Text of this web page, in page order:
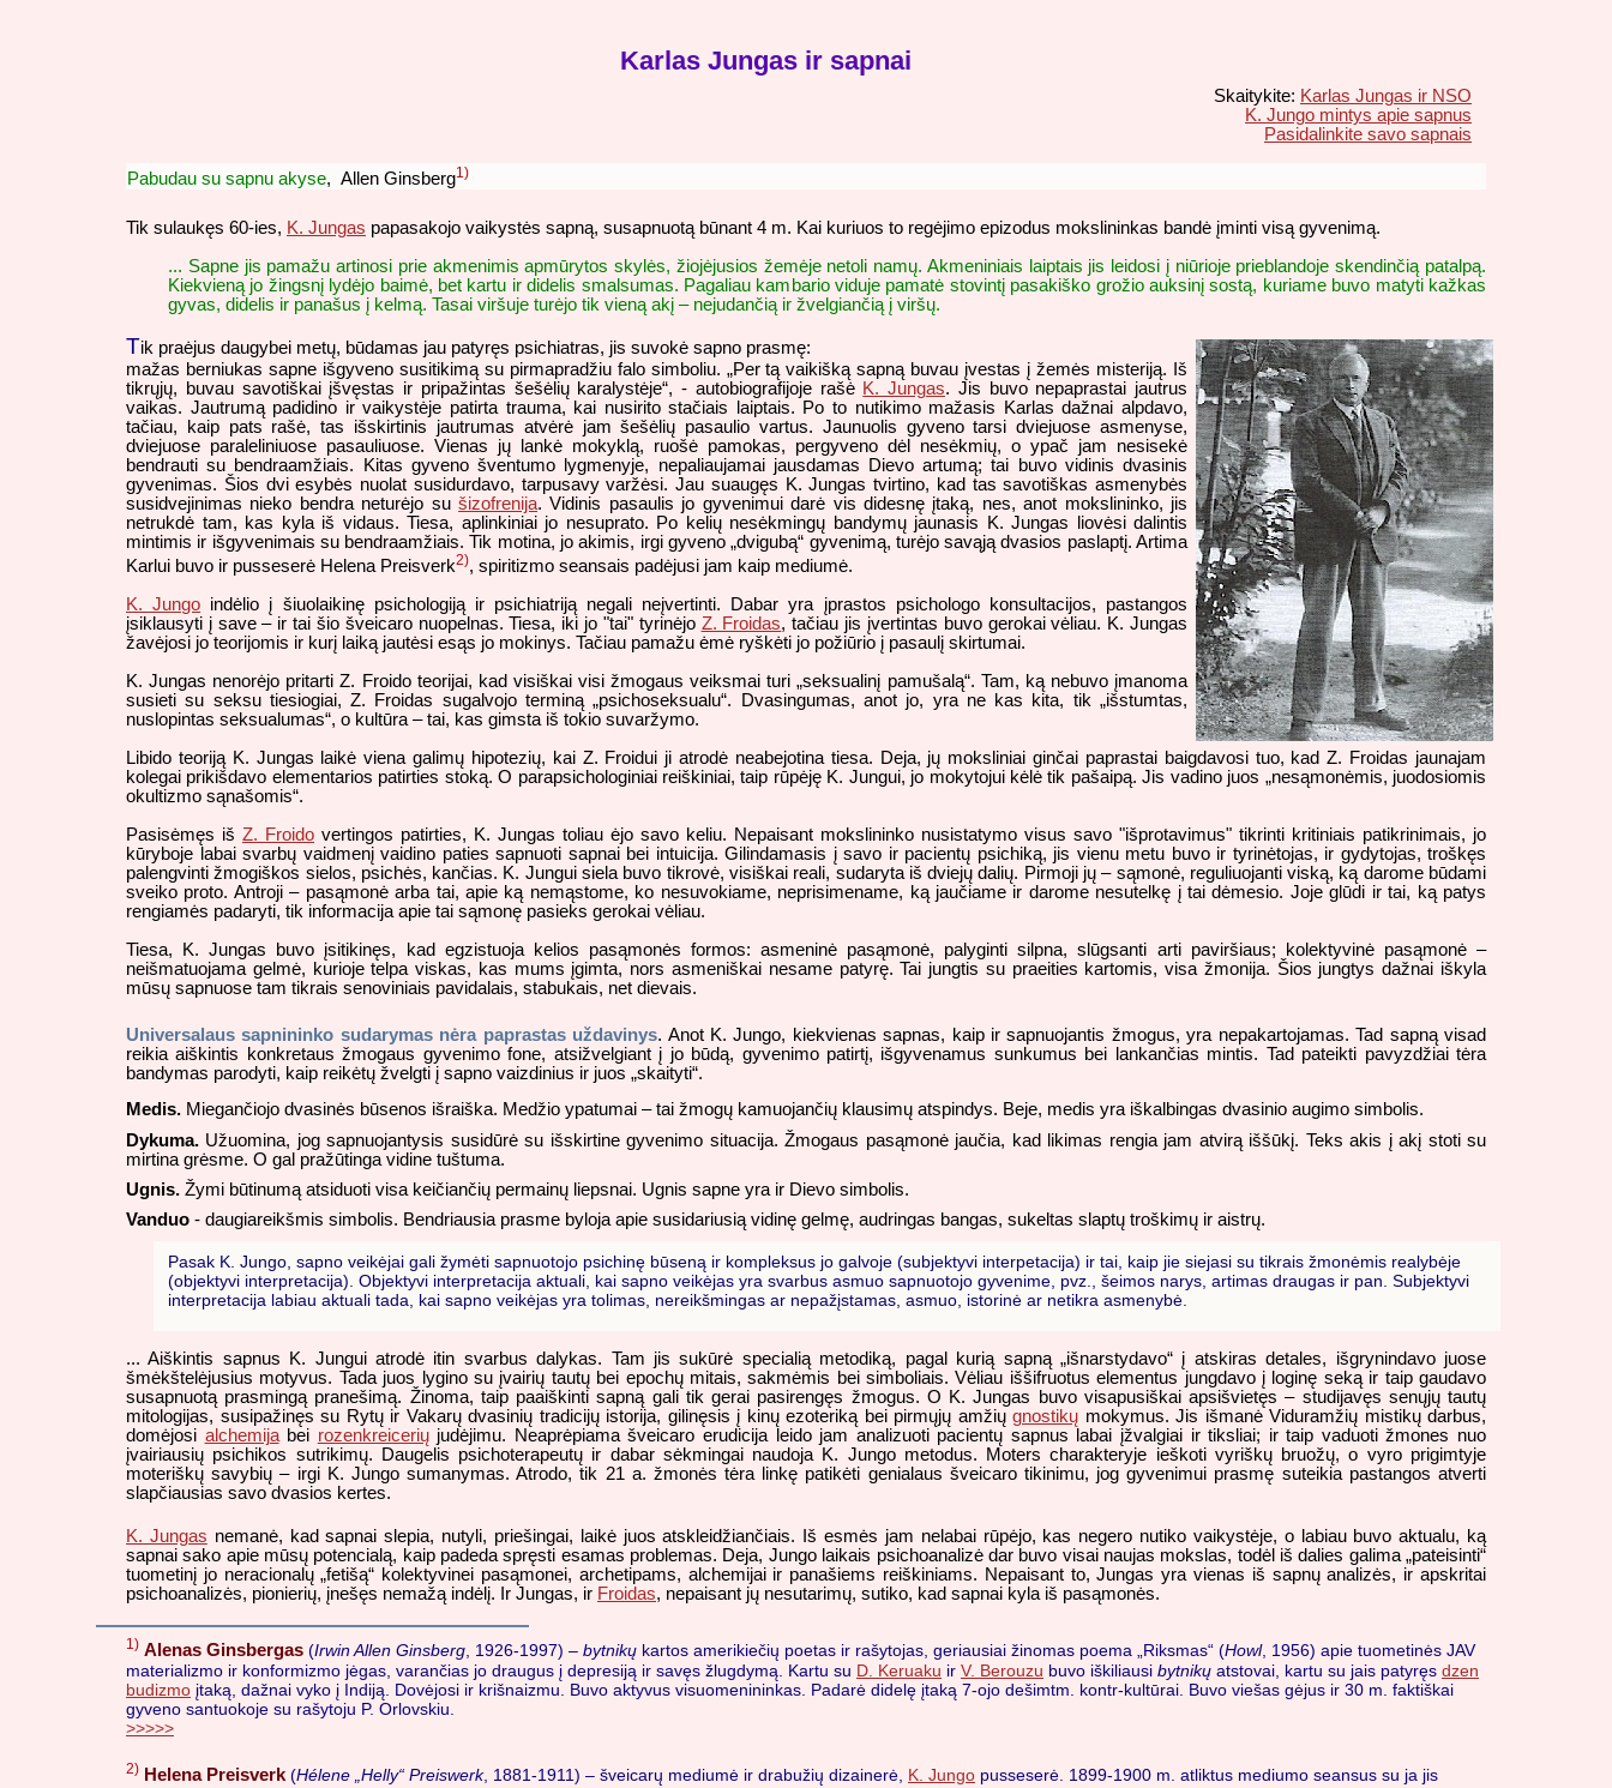
Karlas Jungas ir sapnai
Skaitykite: Karlas Jungas ir NSO
K. Jungo mintys apie sapnus
Pasidalinkite savo sapnais
Pabudau su sapnu akyse, Allen Ginsberg1)
Tik sulaukęs 60-ies, K. Jungas papasakojo vaikystės sapną, susapnuotą būnant 4 m. Kai kuriuos to regėjimo epizodus mokslininkas bandė įminti visą gyvenimą.
... Sapne jis pamažu artinosi prie akmenimis apmūrytos skylės, žiojėjusios žemėje netoli namų. Akmeniniais laiptais jis leidosi į niūrioje prieblandoje skendinčią patalpą.
Kiekvieną jo žingsnį lydėjo baimė, bet kartu ir didelis smalsumas. Pagaliau kambario viduje pamatė stovintį pasakiško grožio auksinį sostą, kuriame buvo matyti kažkas
gyvas, didelis ir panašus į kelmą. Tasai viršuje turėjo tik vieną akį – nejudančią ir žvelgiančią į viršų.
Tik praėjus daugybei metų, būdamas jau patyręs psichiatras, jis suvokė sapno prasmę:
mažas berniukas sapne išgyveno susitikimą su pirmapradžiu falo simboliu. „Per tą vaikišką sapną buvau įvestas į žemės misteriją. Iš
tikrųjų, buvau savotiškai įšvęstas ir pripažintas šešėlių karalystėje“, - autobiografijoje rašė K. Jungas. Jis buvo nepaprastai jautrus
vaikas. Jautrumą padidino ir vaikystėje patirta trauma, kai nusirito stačiais laiptais. Po to nutikimo mažasis Karlas dažnai alpdavo,
tačiau, kaip pats rašė, tas išskirtinis jautrumas atvėrė jam šešėlių pasaulio vartus. Jaunuolis gyveno tarsi dviejuose asmenyse,
dviejuose paraleliniuose pasauliuose. Vienas jų lankė mokyklą, ruošė pamokas, pergyveno dėl nesėkmių, o ypač jam nesisekė
bendrauti su bendraamžiais. Kitas gyveno šventumo lygmenyje, nepaliaujamai jausdamas Dievo artumą; tai buvo vidinis dvasinis
gyvenimas. Šios dvi esybės nuolat susidurdavo, tarpusavy varžėsi. Jau suaugęs K. Jungas tvirtino, kad tas savotiškas asmenybės
susidvejinimas nieko bendra neturėjo sušizofrenija. Vidinis pasaulis jo gyvenimui darė vis didesnę įtaką, nes, anot mokslininko, jis
netrukdė tam, kas kyla iš vidaus. Tiesa, aplinkiniai jo nesuprato. Po kelių nesėkmingų bandymų jaunasis K. Jungas liovėsi dalintis
mintimis ir išgyvenimais su bendraamžiais. Tik motina, jo akimis, irgi gyveno „dvigubą“ gyvenimą, turėjo savąją dvasios paslaptį. Artima
Karlui buvo ir pusseserė Helena Preisverk2), spiritizmo seansais padėjusi jam kaip mediumė.
K. Jungo indėlio į šiuolaikinę psichologiją ir psichiatriją negali neįvertinti. Dabar yra įprastos psichologo konsultacijos, pastangos
įsiklausyti į save – ir tai šio šveicaro nuopelnas. Tiesa, iki jo "tai" tyrinėjo Z. Froidas, tačiau jis įvertintas buvo gerokai vėliau. K. Jungas
žavėjosi jo teorijomis ir kurį laiką jautėsi esąs jo mokinys. Tačiau pamažu ėmė ryškėti jo požiūrio į pasaulį skirtumai.
K. Jungas nenorėjo pritarti Z. Froido teorijai, kad visiškai visi žmogaus veiksmai turi „seksualinį pamušalą“. Tam, ką nebuvo įmanoma
susieti su seksu tiesiogiai, Z. Froidas sugalvojo terminą „psichoseksualu“. Dvasingumas, anot jo, yra ne kas kita, tik „išstumtas,
nuslopintas seksualumas“, o kultūra – tai, kas gimsta iš tokio suvaržymo.
Libido teoriją K. Jungas laikė viena galimų hipotezių, kai Z. Froidui ji atrodė neabejotina tiesa. Deja, jų moksliniai ginčai paprastai baigdavosi tuo, kad Z. Froidas jaunajam
kolegai prikišdavo elementarios patirties stoką. O parapsichologiniai reiškiniai, taip rūpėję K. Jungui, jo mokytojui kėlė tik pašaipą. Jis vadino juos „nesąmonėmis, juodosiomis
okultizmo sąnašomis“.
Pasisėmęs iš Z. Froido vertingos patirties, K. Jungas toliau ėjo savo keliu. Nepaisant mokslininko nusistatymo visus savo "išprotavimus" tikrinti kritiniais patikrinimais, jo
kūryboje labai svarbų vaidmenį vaidino paties sapnuoti sapnai bei intuicija. Gilindamasis į savo ir pacientų psichiką, jis vienu metu buvo ir tyrinėtojas, ir gydytojas, troškęs
palengvinti žmogiškos sielos, psichės, kančias. K. Jungui siela buvo tikrovė, visiškai reali, sudaryta iš dviejų dalių. Pirmoji jų – sąmonė, reguliuojanti viską, ką darome būdami
sveiko proto. Antroji – pasąmonė arba tai, apie ką nemąstome, ko nesuvokiame, neprisimename, ką jaučiame ir darome nesutelkę į tai dėmesio. Joje glūdi ir tai, ką patys
rengiamės padaryti, tik informacija apie tai sąmonę pasieks gerokai vėliau.
Tiesa, K. Jungas buvo įsitikinęs, kad egzistuoja kelios pasąmonės formos: asmeninė pasąmonė, palyginti silpna, slūgsanti arti paviršiaus; kolektyvinė pasąmonė –
neišmatuojama gelmė, kurioje telpa viskas, kas mums įgimta, nors asmeniškai nesame patyrę. Tai jungtis su praeities kartomis, visa žmonija. Šios jungtys dažnai iškyla
mūsų sapnuose tam tikrais senoviniais pavidalais, stabukais, net dievais.
Universalaus sapnininko sudarymas nėra paprastas uždavinys. Anot K. Jungo, kiekvienas sapnas, kaip ir sapnuojantis žmogus, yra nepakartojamas. Tad sapną visad
reikia aiškintis konkretaus žmogaus gyvenimo fone, atsižvelgiant į jo būdą, gyvenimo patirtį, išgyvenamus sunkumus bei lankančias mintis. Tad pateikti pavyzdžiai tėra
bandymas parodyti, kaip reikėtų žvelgti į sapno vaizdinius ir juos „skaityti“.
Medis. Miegančiojo dvasinės būsenos išraiška. Medžio ypatumai – tai žmogų kamuojančių klausimų atspindys. Beje, medis yra iškalbingas dvasinio augimo simbolis.
Dykuma. Užuomina, jog sapnuojantysis susidūrė su išskirtine gyvenimo situacija. Žmogaus pasąmonė jaučia, kad likimas rengia jam atvirą iššūkį. Teks akis į akį stoti su
mirtina grėsme. O gal pražūtinga vidine tuštuma.
Ugnis. Žymi būtinumą atsiduoti visa keičiančių permainų liepsnai. Ugnis sapne yra ir Dievo simbolis.
Vanduo - daugiareikšmis simbolis. Bendriausia prasme byloja apie susidariusią vidinę gelmę, audringas bangas, sukeltas slaptų troškimų ir aistrų.
Pasak K. Jungo, sapno veikėjai gali žymėti sapnuotojo psichinę būseną ir kompleksus jo galvoje (subjektyvi interpetacija) ir tai, kaip jie siejasi su tikrais žmonėmis realybėje
(objektyvi interpretacija). Objektyvi interpretacija aktuali, kai sapno veikėjas yra svarbus asmuo sapnuotojo gyvenime, pvz., šeimos narys, artimas draugas ir pan. Subjektyvi
interpretacija labiau aktuali tada, kai sapno veikėjas yra tolimas, nereikšmingas ar nepažįstamas, asmuo, istorinė ar netikra asmenybė.
... Aiškintis sapnus K. Jungui atrodė itin svarbus dalykas. Tam jis sukūrė specialią metodiką, pagal kurią sapną „išnarstydavo“ į atskiras detales, išgrynindavo juose
šmėkštelėjusius motyvus. Tada juos lygino su įvairių tautų bei epochų mitais, sakmėmis bei simboliais. Vėliau iššifruotus elementus jungdavo į loginę seką ir taip gaudavo
susapnuotą prasmingą pranešimą. Žinoma, taip paaiškinti sapną gali tik gerai pasirengęs žmogus. O K. Jungas buvo visapusiškai apsišvietęs – studijavęs senųjų tautų
mitologijas, susipažinęs su Rytų ir Vakarų dvasinių tradicijų istorija, gilinęsis į kinų ezoteriką bei pirmųjų amžių gnostikų mokymus. Jis išmanė Viduramžių mistikų darbus,
domėjosi alchemijabei rozenkreiceriųjudėjimu. Neaprėpiama šveicaro erudicija leido jam analizuoti pacientų sapnus labai įžvalgiai ir tiksliai; ir taip vaduoti žmones nuo
įvairiausių psichikos sutrikimų. Daugelis psichoterapeutų ir dabar sėkmingai naudoja K. Jungo metodus. Moters charakteryje ieškoti vyriškų bruožų, o vyro prigimtyje
moteriškų savybių – irgi K. Jungo sumanymas. Atrodo, tik 21 a. žmonės tėra linkę patikėti genialaus šveicaro tikinimu, jog gyvenimui prasmę suteikia pastangos atverti
slapčiausias savo dvasios kertes.
K. Jungas nemanė, kad sapnai slepia, nutyli, priešingai, laikė juos atskleidžiančiais. Iš esmės jam nelabai rūpėjo, kas negero nutiko vaikystėje, o labiau buvo aktualu, ką
sapnai sako apie mūsų potencialą, kaip padeda spręsti esamas problemas. Deja, Jungo laikais psichoanalizė dar buvo visai naujas mokslas, todėl iš dalies galima „pateisinti“
tuometinį jo neracionalų „fetišą“ kolektyvinei pasąmonei, archetipams, alchemijai ir panašiems reiškiniams. Nepaisant to, Jungas yra vienas iš sapnų analizės, ir apskritai
psichoanalizės, pionierių, įnešęs nemažą indėlį. Ir Jungas, ir Froidas, nepaisant jų nesutarimų, sutiko, kad sapnai kyla iš pasąmonės.
1) Alenas Ginsbergas (Irwin Allen Ginsberg , 1926-1997) – bytnikų kartos amerikiečių poetas ir rašytojas, geriausiai žinomas poema „Riksmas“ (Howl, 1956) apie tuometinės JAV
materializmo ir konformizmo jėgas, varančias jo draugus į depresiją ir savęs žlugdymą. Kartu su D. Keruaku ir V. Berouzu buvo iškiliausi bytnikų atstovai, kartu su jais patyręs dzen
budizmo įtaką, dažnai vyko į Indiją. Dovėjosi ir krišnaizmu. Buvo aktyvus visuomenininkas. Padarė didelę įtaką 7-ojo dešimtm. kontr-kultūrai. Buvo viešas gėjus ir 30 m. faktiškai
gyveno santuokoje su rašytoju P. Orlovskiu.
>>>>>
2) Helena Preisverk (Hélene „Helly“ Preiswerk, 1881-1911) – šveicarų mediumė ir drabužių dizainerė, K. Jungo pusseserė. 1899-1900 m. atliktus mediumo seansus su ja jis